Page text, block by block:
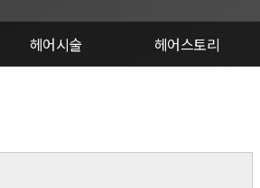
헤어시술 헤어스토리